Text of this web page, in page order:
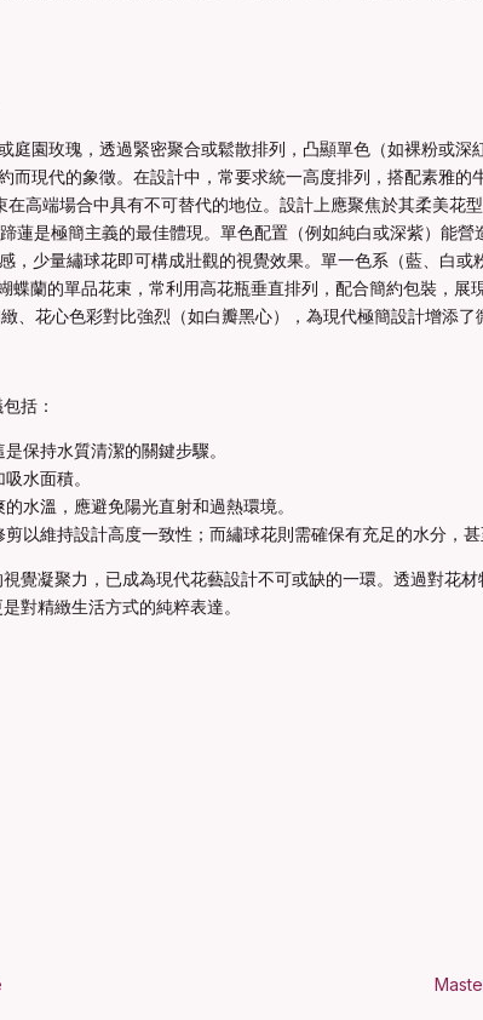
庭園玫瑰，透過緊密聚合或鬆散排列，凸顯單色（如裸粉或深
而現代的象徵。在設計中，常要求統一高度排列，搭配素雅的
高端場合中具有不可替代的地位。設計上應聚焦於其柔美花
蓮是極簡主義的最佳體現。單色配置（例如純白或深紫）能營
，少量繡球花即可構成壯觀的視覺效果。單一色系（藍、白或
蝶蘭的單品花束，常利用高花瓶垂直排列，配合簡約包裝，展
、花心色彩對比強烈（如白瓣黑心），為現代極簡設計增添
括：
保持水質清潔的關鍵步驟。
水面積。
水溫，應避免陽光直射和過熱環境。
以維持設計高度一致性；而繡球花則需確保有充足的水分，甚
覺凝聚力，已成為現代花藝設計不可或缺的一環。透過對花
對精緻生活方式的純粹表達。